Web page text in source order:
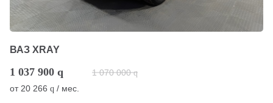
ВАЗ XRAY
1 037 900 q 1 070 000 q
от 20 266 q / мес.